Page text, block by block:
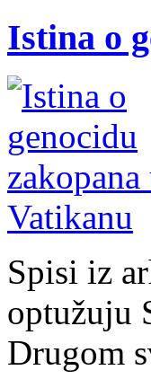
Istina o
Spisi iz
optužuju
Drugom